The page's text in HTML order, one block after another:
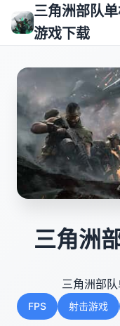
三角洲部队
游戏下载
三角洲
三角洲部
FPS 射击游戏